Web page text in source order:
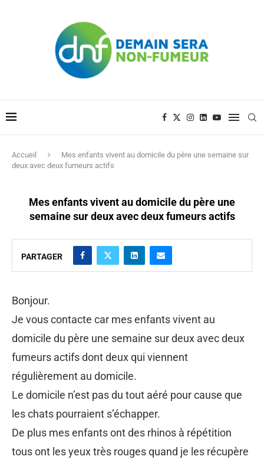
Accueil
Mes enfants vivent au domicile du père une semaine sur
deux avec deux fumeurs actifs
Mes enfants vivent au domicile du père une
semaine sur deux avec deux fumeurs actifs
PARTAGER
Bonjour.
Je vous contacte car mes enfants vivent au
domicile du père une semaine sur deux avec deux
fumeurs actifs dont deux qui viennent
régulièrement au domicile.
Le domicile n’est pas du tout aéré pour cause que
les chats pourraient s’échapper.
De plus mes enfants ont des rhinos à répétition
tous ont les yeux très rouges quand je les récupère